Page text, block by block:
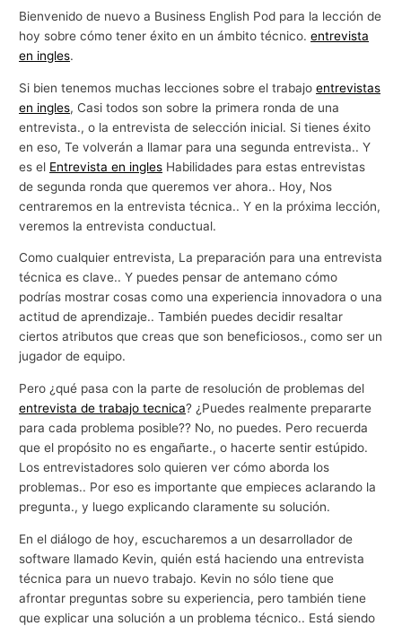
Bienvenido de nuevo a Business English Pod para la lección de
hoy sobre cómo tener éxito en un ámbito técnico.entrevista
en ingles.
Si bien tenemos muchas lecciones sobre el trabajoentrevistas
en ingles, Casi todos son sobre la primera ronda de una
entrevista., o la entrevista de selección inicial. Si tienes éxito
en eso, Te volverán a llamar para una segunda entrevista.. Y
es el Entrevista en ingles Habilidades para estas entrevistas
de segunda ronda que queremos ver ahora.. Hoy, Nos
centraremos en la entrevista técnica.. Y en la próxima lección,
veremos la entrevista conductual.
Como cualquier entrevista, La preparación para una entrevista
técnica es clave.. Y puedes pensar de antemano cómo
podrías mostrar cosas como una experiencia innovadora o una
actitud de aprendizaje.. También puedes decidir resaltar
ciertos atributos que creas que son beneficiosos., como ser un
jugador de equipo.
Pero ¿qué pasa con la parte de resolución de problemas del
entrevista de trabajo tecnica? ¿Puedes realmente prepararte
para cada problema posible?? No, no puedes. Pero recuerda
que el propósito no es engañarte., o hacerte sentir estúpido.
Los entrevistadores solo quieren ver cómo aborda los
problemas.. Por eso es importante que empieces aclarando la
pregunta., y luego explicando claramente su solución.
En el diálogo de hoy, escucharemos a un desarrollador de
software llamado Kevin, quién está haciendo una entrevista
técnica para un nuevo trabajo. Kevin no sólo tiene que
afrontar preguntas sobre su experiencia, pero también tiene
que explicar una solución a un problema técnico.. Está siendo